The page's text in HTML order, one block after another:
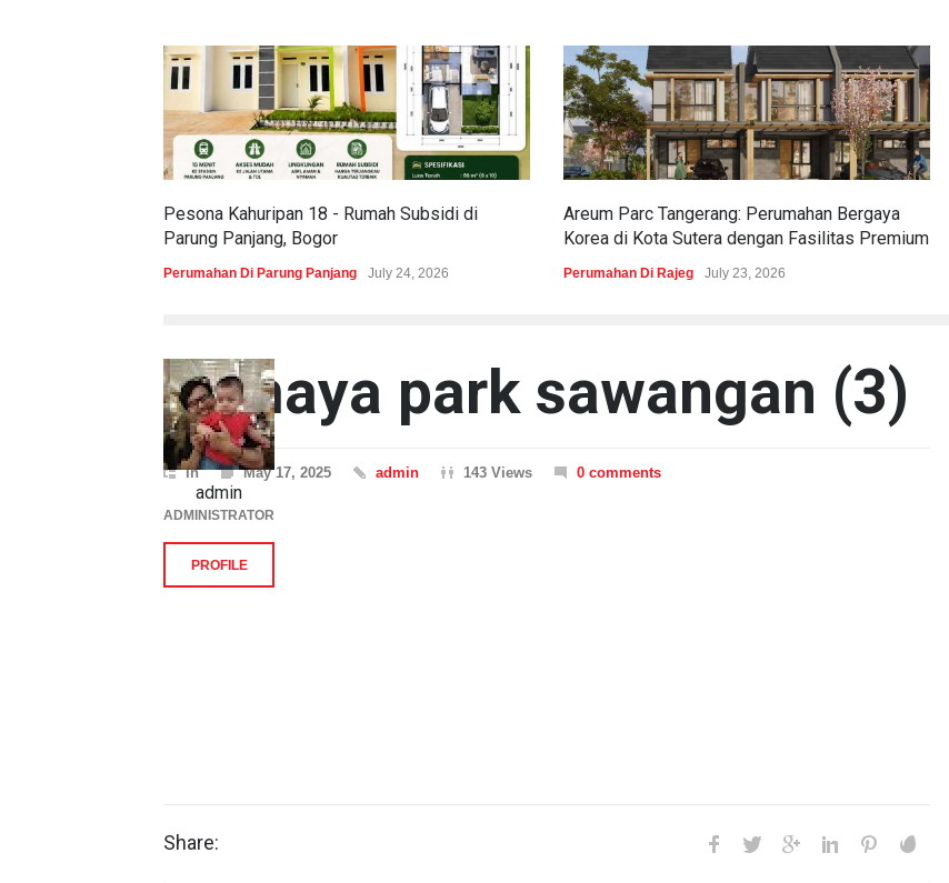
Pesona Kahuripan 18 - Rumah Subsidi di
Parung Panjang, Bogor
Perumahan Di Parung Panjang July 24, 2026
Areum Parc Tangerang: Perumahan Bergaya
Korea di Kota Sutera dengan Fasilitas Premium
Perumahan Di Rajeg July 23, 2026
namaya park sawangan (3)
In May 17, 2025 admin 143 Views 0 comments
admin
ADMINISTRATOR
PROFILE
Share: